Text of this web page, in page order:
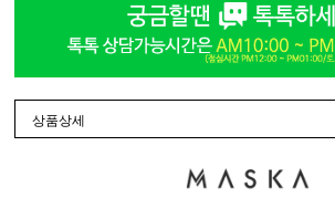
상품상세